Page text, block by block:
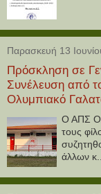
Παρασκευή 13
Πρόσκληση σε
Συνέλευση από
Ολυμπιακό
Ο ΑΠΣ
τους
άλλων κ...